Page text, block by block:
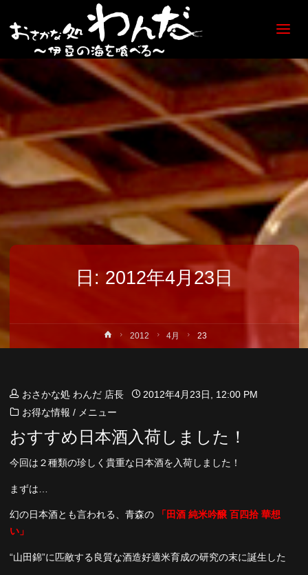
居酒
屋】
かな
処
わん
だ
日: 2012年4月23日
ホ
ー
2012 4月 23
おさかな処 わんだ 店長
2012年4月23日, 12:00 PM
お得な情報 / メニュー
おすすめ日本酒入荷しました！
今回は２種類の珍しく貴重な日本酒を入荷しました！
まずは…
幻の日本酒とも言われる、青森の
「田酒 純米吟醸 百四拾 華想
い」
“山田錦”に匹敵する良質な酒造好適米育成の研究の末に誕生した